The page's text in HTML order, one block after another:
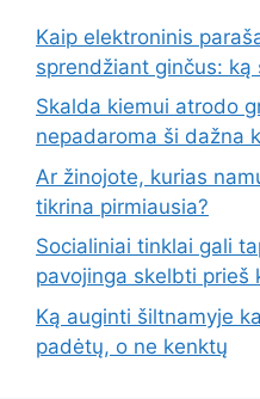
Kaip elektroninis
sprendžiant ginčus: ką
Skalda kiemui atrodo
nepadaroma ši dažna
Ar žinojote, kurias
tikrina pirmiausia?
Socialiniai tinklai gali
pavojinga skelbti prieš
Ką auginti šiltnamyje
padėtų, o ne kenktų